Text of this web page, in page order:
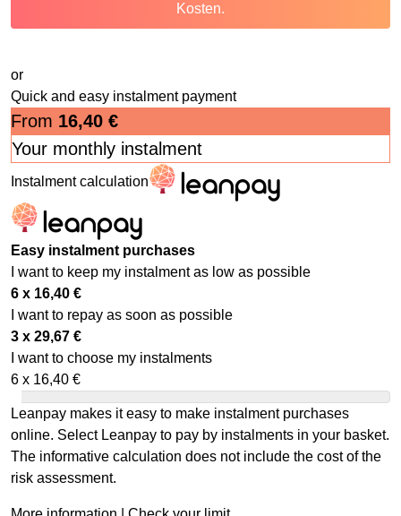
Kosten.
or
Quick and easy instalment payment
From 16,40 €
Your monthly instalment
Instalment calculation
Easy instalment purchases
I want to keep my instalment as low as possible
6 x 16,40 €
I want to repay as soon as possible
3 x 29,67 €
I want to choose my instalments
6 x 16,40 €
Leanpay makes it easy to make instalment purchases
online. Select Leanpay to pay by instalments in your basket.
The informative calculation does not include the cost of the
risk assessment.